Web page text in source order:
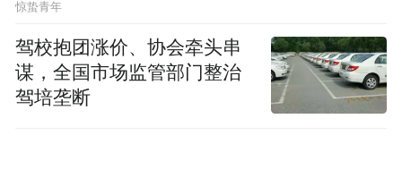
惊蛰青年
驾校抱团涨价、协会牵头串
谋，全国市场监管部门整治
驾培垄断